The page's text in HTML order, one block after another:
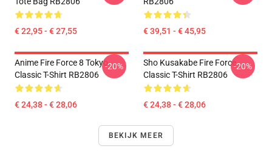
€ 22,95 - € 27,55 € 39,51 - € 45,95
Anime Fire Force 8 Tokyo
Classic T-Shirt RB2806
€ 24,38 - € 28,06
-20%
Sho Kusakabe Fire Force
Classic T-Shirt RB2806
€ 24,38 - € 28,06
-20%
BEKIJK MEER